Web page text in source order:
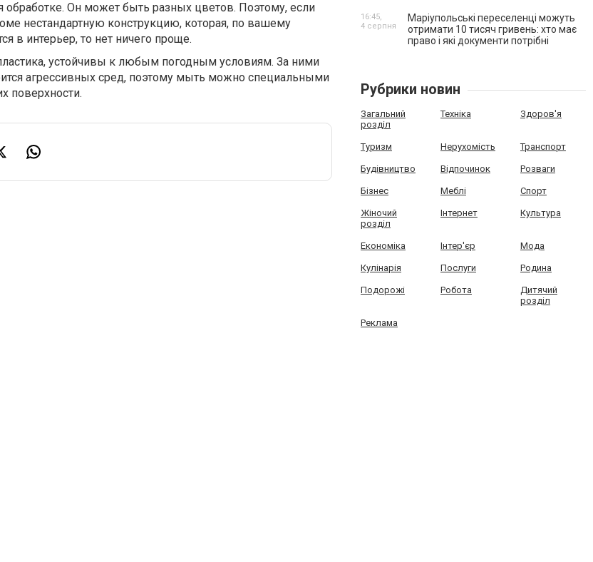
обработке. Он может быть разных цветов. Поэтому, если
нестандартную конструкцию, которая, по вашему
в интерьер, то нет ничего проще.
устойчивы к любым погодным условиям. За ними
агрессивных сред, поэтому мыть можно специальными
поверхности.
Маріупольські переселенці можуть
отримати 10 тисяч гривень: хто має
право і які документи потрібні
16:45,
4 серпня
Рубрики новин
Загальний
розділ
Техніка Здоров'я
Туризм Нерухомість Транспорт
Будівництво Відпочинок Розваги
Бізнес Меблі Спорт
Жіночий
розділ
Інтернет Культура
Економіка Інтер'єр Мода
Кулінарія Послуги Родина
Подорожі Робота
Дитячий
розділ
Реклама